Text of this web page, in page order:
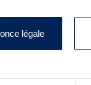
légale